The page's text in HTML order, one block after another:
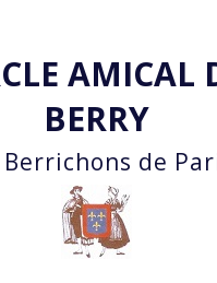
AMICAL
BERRY
Berrichons de